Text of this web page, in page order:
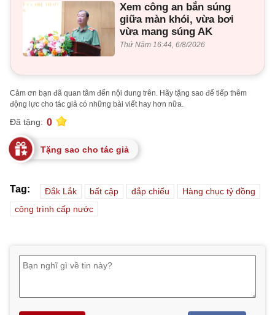
Xem công an bắn súng
giữa màn khói, vừa bơi
vừa mang súng AK
Thứ Năm 16:44, 6/8/2026
Cảm ơn bạn đã quan tâm đến nội dung trên. Hãy tặng sao để tiếp thêm
động lực cho tác giả có những bài viết hay hơn nữa.
Đã tặng: 0
Tặng sao cho tác giả
Tag: Đắk Lắk bất cập đắp chiếu
Hàng chục tỷ đồng
công trình cấp nước